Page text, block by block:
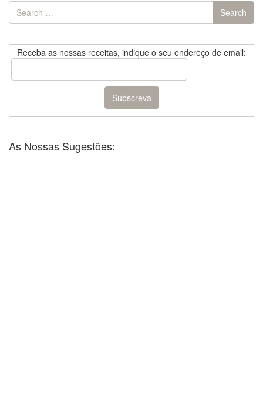
Search
for:
Search
Receba as nossas receitas, indique o seu endereço de email:
As Nossas Sugestões: